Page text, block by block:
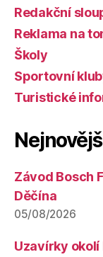
Redakční
Reklama na
Školy
Sportovní
Turistické
Závod Bosch
Děčína
05/08/2026
Uzavírky